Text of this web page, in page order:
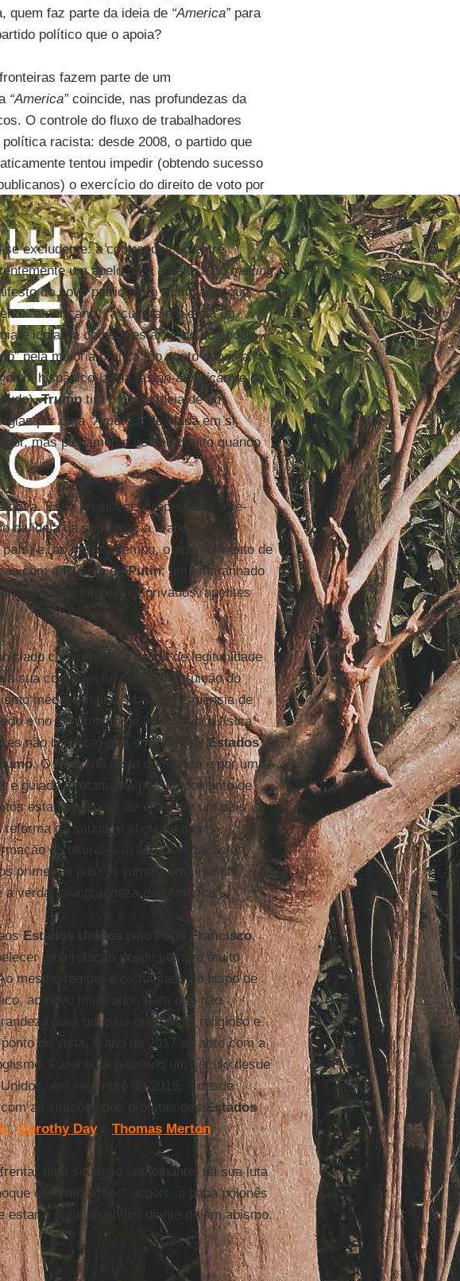
quem faz parte da ideia de“America”para
político que o apoia?
fazem parte de um
“America”coincide, nas profundezas da
O controle do fluxo de trabalhadores
racista: desde 2008, o partido que
tentou impedir (obtendo sucesso
o exercício do direito de voto por
excludente: a contraposição entre
um apelo para a defesa domelting
do novo patriotismo trumpiano, que
“americano” (a cultura e a etnia do
e idolatria do bem-estar) e do que pode
pela maioria branca: do ponto de vista
, hispânico-latina,asian-american) e do
tudo).Trumptira o pó da ideia de um
por uma“America”fechada em si
mas plenamente no seu direito quando
nova. Essa presidência representa a re-
da ideia da supremacia branca
e, ao mesmo tempo, o aparecimento de
com aRússiadePutin; um emaranhado
entre interesses privados, apetites
com um claro déficit de legitimidade
sua contribuição com a destruição do
médio-oriental. Mas a presidência de
e no sentimento de insegurança física
não brancos) que envolveu osEstados
Trump. O medo do resto do mundo é por uma
guiada diretamente por um conjunto de
estadunidenses de viver em um país
da saúde, a abolição das
e cultural-artístico, a negação da
primeiros passos rumo a uma radical
a verdadeira grandeza da “America”.
Estados Unidos Papa Francisco,
uma relação desde sempre muito
mesmo tempo, é o chamado do bispo de
ao novo imperador, para que não
para um país que se diz religioso e
de vista, o ano de 2017 se abre com a
Parece ter passado um século desde
em setembro de 2015, e desde
as citações dos profetas dos Estados
,Dorothy Daye Thomas Merton.
uma situação semelhante: na sua luta
de civilizações” depois, o papa polonês
o papa argentino diante de um abismo.